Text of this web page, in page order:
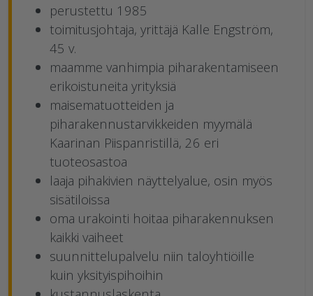
perustettu 1985
toimitusjohtaja, yrittäjä Kalle Engström,
45 v.
maamme vanhimpia piharakentamiseen
erikoistuneita yrityksiä
maisematuotteiden ja
piharakennustarvikkeiden myymälä
Kaarinan Piispanristillä, 26 eri
tuoteosastoa
laaja pihakivien näyttelyalue, osin myös
sisätiloissa
oma urakointi hoitaa piharakennuksen
kaikki vaiheet
suunnittelupalvelu niin taloyhtiöille
kuin yksityispihoihin